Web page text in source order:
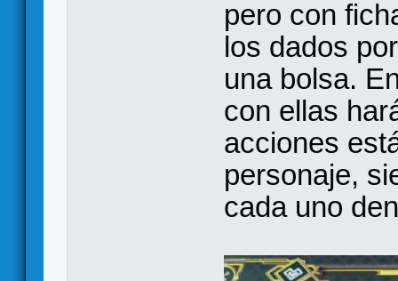
pero con
los dados
una bolsa.
con ellas
acciones
personaje,
cada uno